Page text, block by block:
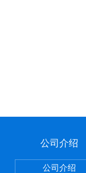
公司介绍
公司介绍